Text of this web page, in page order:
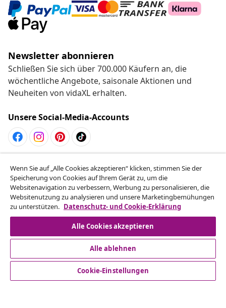
Newsletter abonnieren
Schließen Sie sich über 700.000 Käufern an, die
wöchentliche Angebote, saisonale Aktionen und
Neuheiten von vidaXL erhalten.
Unsere Social-Media-Accounts
Vom Vertrag zurücktreten
Reiche einen Widerrufsantrag für deine Bestellung
ein.
Vom Vertrag zurücktreten
Kundenservice
Wenn Sie auf „Alle Cookies akzeptieren“ klicken, stimmen Sie der
Speicherung von Cookies auf Ihrem Gerät zu, um die
Websitenavigation zu verbessern, Werbung zu personalisieren, die
Websitenutzung zu analysieren und unsere Marketingbemühungen
zu unterstützen. Datenschutz- und Cookie-Erklärung
Alle Cookies akzeptieren
Alle ablehnen
Cookie-Einstellungen